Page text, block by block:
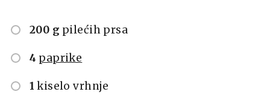
200 g pilećih prsa
4 paprike
1 kiselo vrhnje